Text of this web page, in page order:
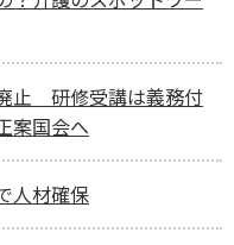
止 研修受講は義務付
案国会へ
人材確保